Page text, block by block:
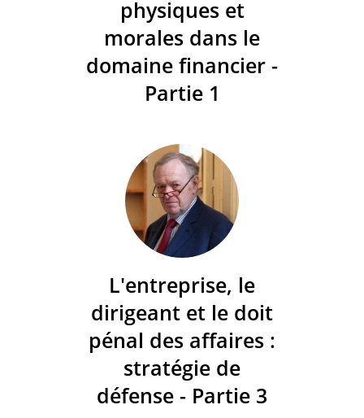
physiques et
morales dans le
domaine financier -
Partie 1
L'entreprise, le
dirigeant et le doit
pénal des affaires :
stratégie de
défense - Partie 3